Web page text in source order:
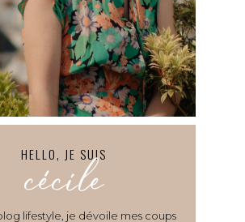
HELLO, JE SUIS
cécile
lifestyle, je dévoile mes coups